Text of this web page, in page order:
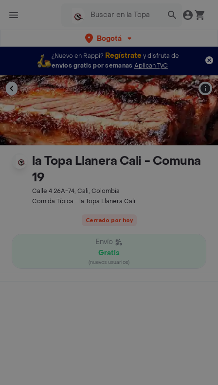
Bogotá
¿Nuevo en Rappi? Regístratey disfruta de
envíos gratis por semanas Aplican TyC
la Topa Llanera Cali - Comuna
19
Calle 4 26A-74, Cali, Colombia
Comida Típica - la Topa Llanera Cali
Cerrado por hoy
Envío
Gratis
(nuevos usuarios)